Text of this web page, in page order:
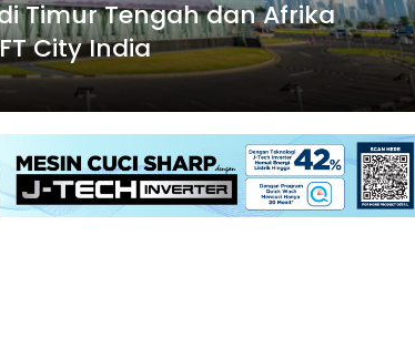
Timur Tengah dan Afrika
City India